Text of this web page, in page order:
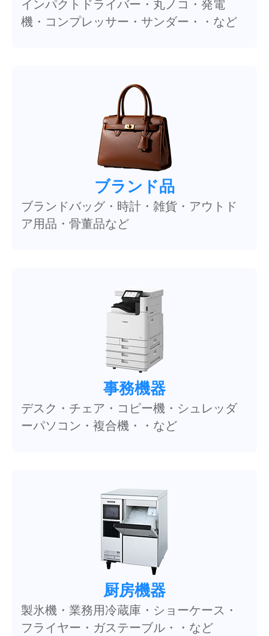
インパクトドライバー・丸ノコ・発電
機・コンプレッサー・サンダー・・など
ブランド品
ブランドバッグ・時計・雑貨・アウトド
ア用品・骨董品など
事務機器
デスク・チェア・コピー機・シュレッダ
ーパソコン・複合機・・など
厨房機器
製氷機・業務用冷蔵庫・ショーケース・
フライヤー・ガステーブル・・など